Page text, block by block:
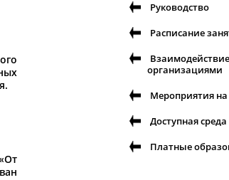
Руководство
Расписание
организациями
Мероприятия на
Доступная среда
Платные